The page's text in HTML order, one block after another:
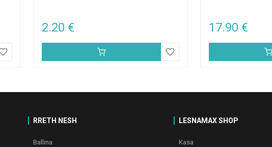
2.20 € 17.90 €
RRETH NESH
Ballina
LESNAMAX SHOP
Kasa